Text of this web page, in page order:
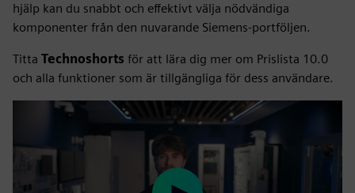
hjälp kan du snabbt och effektivt välja nödvändiga
komponenter från den nuvarande Siemens-portföljen.
Titta Technoshorts för att lära dig mer om Prislista 10.0
och alla funktioner som är tillgängliga för dess användare.